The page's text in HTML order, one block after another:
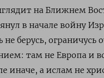
на Ближнем
в начале войну
не берусь, ограничусь
там не Европа и
иначе, а ислам не